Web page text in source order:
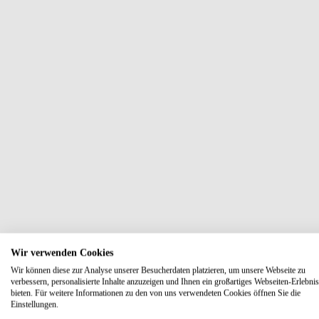
Wir verwenden Cookies
Wir können diese zur Analyse unserer Besucherdaten platzieren, um unsere Webseite zu
verbessern, personalisierte Inhalte anzuzeigen und Ihnen ein großartiges Webseiten-
bieten. Für weitere Informationen zu den von uns verwendeten Cookies öffnen Sie die
Einstellungen.